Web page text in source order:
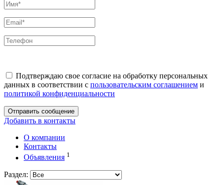
Подтверждаю свое согласие на обработку персональных
данных в соответствии с пользовательским соглашением и
политикой конфиденциальности
Отправить сообщение
Добавить в контакты
О компании
Контакты
Объявления 1
Раздел: